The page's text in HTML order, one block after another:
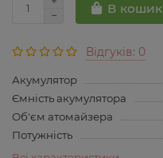
В кошик
Відгуків: 0
Акумулятор
Ємність акумулятора
Об'єм атомайзера
Потужність